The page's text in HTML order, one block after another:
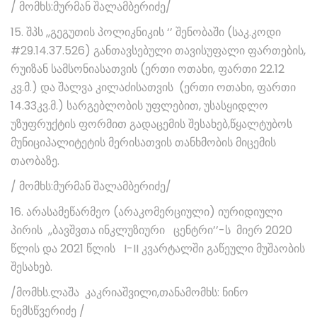
/ მომხს:მურმან შალამბერიძე/
15. შპს ,,გეგუთის პოლიკნიკის ‘’ შენობაში (საკ.კოდი
#29.14.37.526) განთავსებული თავისუფალი ფართების,
რუიზან სამსონიასათვის (ერთი ოთახი, ფართი 22.12
კვ.მ.) და შალვა კილაძისათვის (ერთი ოთახი, ფართი
14.33კვ.მ.) სარგებლობის უფლებით, უსასყიდლო
უზუფრუქტის ფორმით გადაცემის შესახებ,წყალტუბოს
მუნიციპალიტეტის მერისათვის თანხმობის მიცემის
თაობაზე.
/ მომხს:მურმან შალამბერიძე/
16. არასამეწარმეო (არაკომერციული) იურიდიული
პირის ,,ბავშვთა ინკლუზიური ცენტრი’’-ს მიერ 2020
წლის და 2021 წლის I-II კვარტალში გაწეული მუშაობის
შესახებ.
/მომხს.ლაშა კაკრიაშვილი,თანამომხს: ნინო
ნემსწვერიძე /